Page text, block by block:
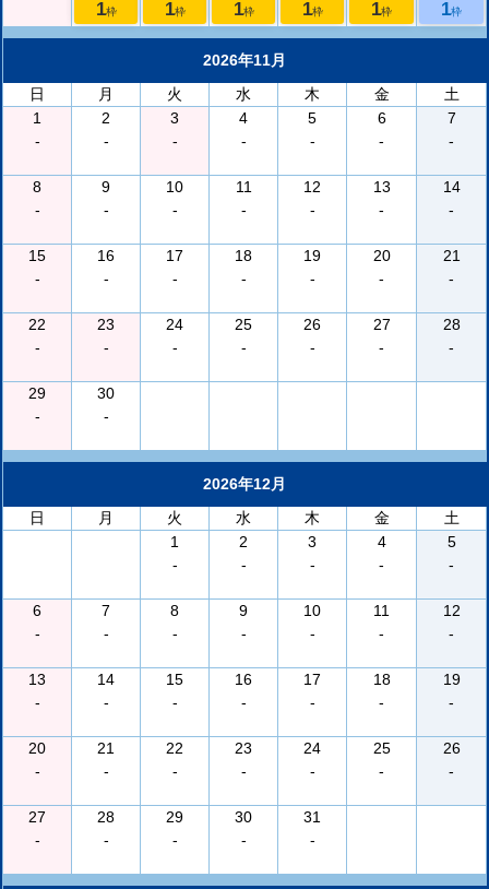
1枠 1枠 1枠 1枠 1枠 1枠
2026年11月
日
月 火 水 木 金
土
1
-
2
-
3
-
4
-
5
-
6
-
7
-
8
-
9
-
10
-
11
-
12
-
13
-
14
-
15
-
16
-
17
-
18
-
19
-
20
-
21
-
22
-
23
-
24
-
25
-
26
-
27
-
28
-
29
-
30
-
2026年12月
日
月 火 水 木 金
土
1
-
2
-
3
-
4
-
5
-
6
-
7
-
8
-
9
-
10
-
11
-
12
-
13
-
14
-
15
-
16
-
17
-
18
-
19
-
20
-
21
-
22
-
23
-
24
-
25
-
26
-
27
-
28
-
29
-
30
-
31
-